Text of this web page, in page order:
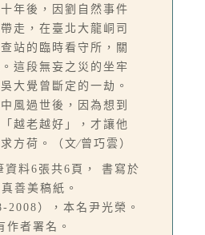
年後，因劉自然事件
走，在臺北大龍峒司
站的臨時看守所，關
這段無妄之災的坐牢
大覺曾斷定的一劫。
風過世後，因為想到
越老越好」，才讓他
方荷。（文∕曾巧雲）
資料6張共6頁， 書寫於
善美稿紙。
2008），本名尹光榮。
作者署名。